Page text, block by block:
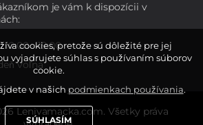
je vám k dispozícii v
- 19:00
voľna
Lenivamacka.com. Všetky práva
cookies, pretože sú dôležité pre jej
vyjadrujete súhlas s používaním súborov
cookie.
v našich podmienkach používania.
SÚHLASÍM